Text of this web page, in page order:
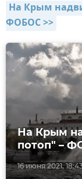
На Крым
ФОБОС >>
16 июня 2021,
На Крым
потоп" –